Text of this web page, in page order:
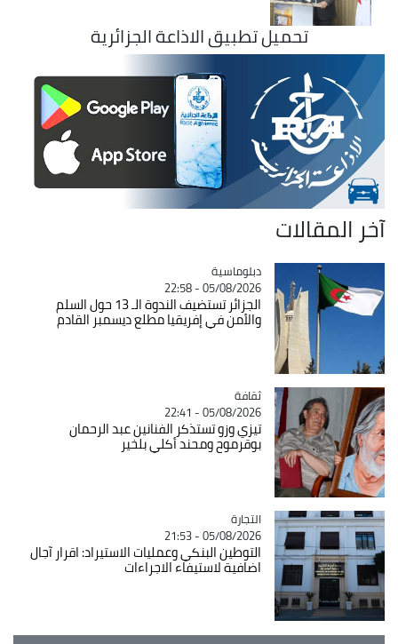
تحميل تطبيق الاذاعة الجزائرية
آخر المقالات
Catégorie
دبلوماسية
05/08/2026 - 22:58
الجزائر تستضيف الندوة الـ 13 حول السلم
والأمن في إفريقيا مطلع ديسمبر القادم
Catégorie
ثقافة
05/08/2026 - 22:41
تيزي وزو تستذكر الفنانين عبد الرحمان
بوقرموح ومحند أكلي بلخير
Catégorie
التجارة
05/08/2026 - 21:53
التوطين البنكي وعمليات الاستيراد: اقرار آجال
اضافية لاستيفاء الاجراءات